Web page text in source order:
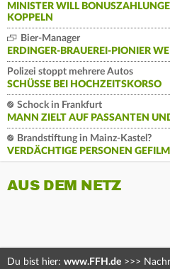
MINISTER WILL
KOPPELN
Bier-Manager
ERDINGER-BRAUEREI-PIONIER
Polizei stoppt mehrere Autos
SCHÜSSE BEI HOCHZEITSKORSO
Schock in Frankfurt
MANN ZIELT AUF PASSANTEN
Brandstiftung in Mainz-Kastel?
VERDÄCHTIGE PERSONEN
AUS DEM NETZ
Du bist hier: www.FFH.de >>>